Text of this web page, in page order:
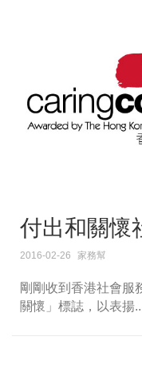
付出和關懷
2016-02-26 家務幫
剛剛收到香港社會服
關懷」標誌，以表揚